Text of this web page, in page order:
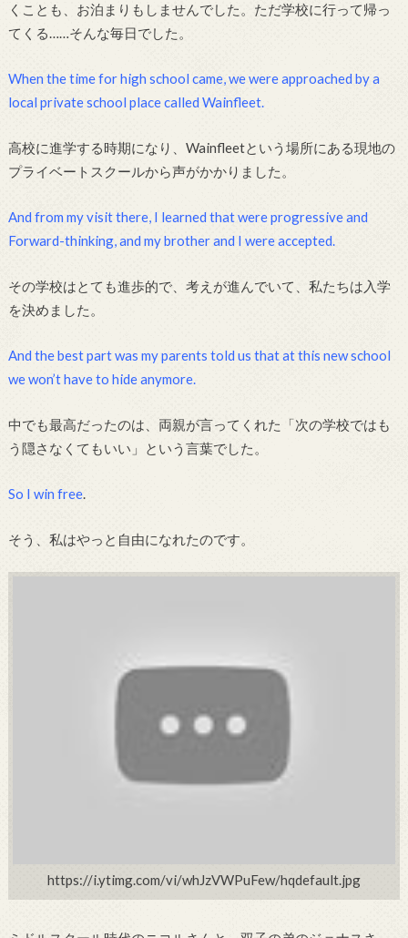
くことも、お泊まりもしませんでした。ただ学校に行って帰っ
てくる……そんな毎日でした。
When the time for high school came, we were approached by a
local private school place called Wainfleet.
高校に進学する時期になり、Wainfleetという場所にある現地の
プライベートスクールから声がかかりました。
And from my visit there, I learned that were progressive and
Forward-thinking, and my brother and I were accepted.
その学校はとても進歩的で、考えが進んでいて、私たちは入学
を決めました。
And the best part was my parents told us that at this new school
we won’t have to hide anymore.
中でも最高だったのは、両親が言ってくれた「次の学校ではも
う隠さなくてもいい」という言葉でした。
So I win free.
そう、私はやっと自由になれたのです。
https://i.ytimg.com/vi/whJzVWPuFew/hqdefault.jpg